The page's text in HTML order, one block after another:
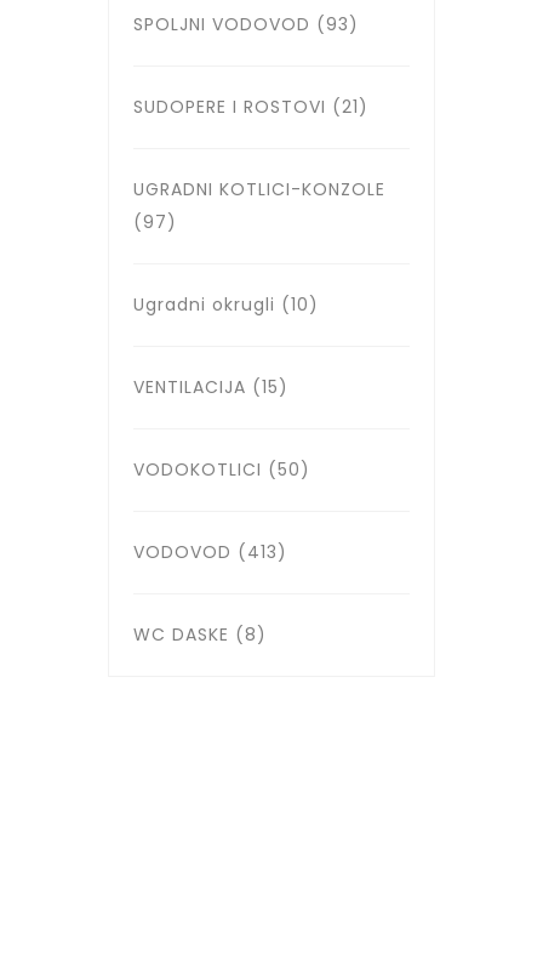
SPOLJNI VODOVOD (93)
SUDOPERE I ROSTOVI (21)
UGRADNI KOTLICI-KONZOLE
(97)
Ugradni okrugli (10)
VENTILACIJA (15)
VODOKOTLICI (50)
VODOVOD (413)
WC DASKE (8)